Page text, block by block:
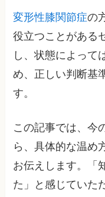
変形性膝関節症の
役立つことがある
し、状態によって
め、正しい判断基
す。
この記事では、今
ら、具体的な温め
お伝えします。「
た」と感じていた